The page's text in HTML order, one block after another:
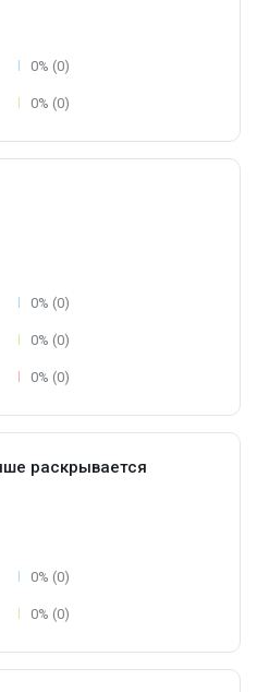
0% (0)
0% (0)
0% (0)
0% (0)
0% (0)
раскрывается
0% (0)
0% (0)